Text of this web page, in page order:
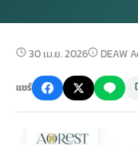
จัดดอกไม้หน้าศพ
ดอกไม้หน้าหีบ
สั่งพวงหรีด
ร้านพวงหรีด
มรุสีขาว
ไม้หน้าเมรุ
ไม้งานแต่ง ราคาถูก
ไม้งานแต่ง กรุงเทพ
พวงหรีดพัดลม ราคาถูก
พวงหรีดพัดลม กรุงเทพ
รับจัดงานศพ ครบวงจร
รับจัดงานศพ กรุงเทพ
30 เม.ย. 2026 DEAW
แชร์